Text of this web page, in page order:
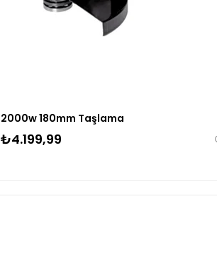
2000w 180mm Taşlama
₺4.199,99